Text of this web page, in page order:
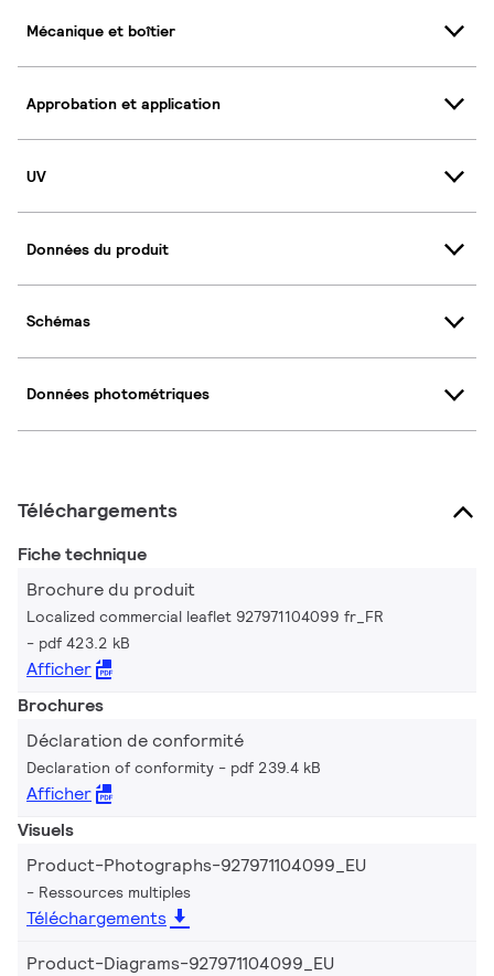
Mécanique et boîtier
Approbation et application
UV
Données du produit
Schémas
Données photométriques
Téléchargements
Fiche technique
Brochure du produit
Localized commercial leaflet 927971104099 fr_FR
pdf 423.2 kB
Afficher
Brochures
Déclaration de conformité
Declaration of conformity pdf 239.4 kB
Afficher
Visuels
Product-Photographs-927971104099_EU
Ressources multiples
Téléchargements
Product-Diagrams-927971104099_EU